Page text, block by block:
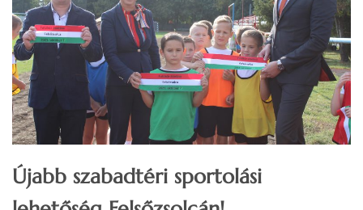
Újabb szabadtéri sportolási